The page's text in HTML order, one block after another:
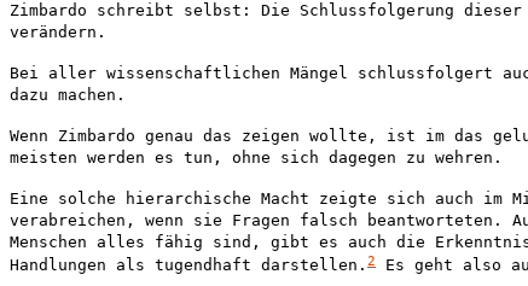
Zimbardo schreibt selbst: Die Schlussfolgerung
verändern.
Bei aller wissenschaftlichen Mängel schlussfolgert
dazu machen.
Wenn Zimbardo genau das zeigen wollte, ist im das
meisten werden es tun, ohne sich dagegen zu wehren.
Eine solche hierarchische Macht zeigte sich auch im
verabreichen, wenn sie Fragen falsch beantworteten.
Menschen alles fähig sind, gibt es auch die
Handlungen als tugendhaft darstellen. 2 Es geht also